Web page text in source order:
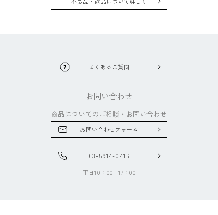
よくあるご質問
お問い合わせ
商品についてのご相談・ お問い合わせ
お問い合わせフォーム
03-5914-0416
平日10：00 - 17：00